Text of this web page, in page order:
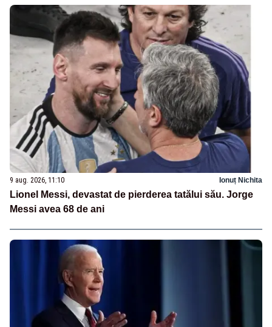
9 aug. 2026, 11:10 Ionuț Nichita
Lionel Messi, devastat de pierderea tatălui său. Jorge
Messi avea 68 de ani